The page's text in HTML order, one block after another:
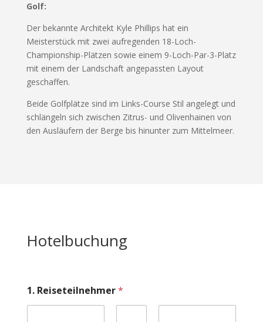
Golf:
Der bekannte Architekt Kyle Phillips hat ein
Meisterstück mit zwei aufregenden 18-Loch-
Championship-Plätzen sowie einem 9-Loch-Par-3-Platz
mit einem der Landschaft angepassten Layout
geschaffen.
Beide Golfplätze sind im Links-Course Stil angelegt und
schlängeln sich zwischen Zitrus- und Olivenhainen von
den Ausläufern der Berge bis hinunter zum Mittelmeer.
Hotelbuchung
1. Reiseteilnehmer*